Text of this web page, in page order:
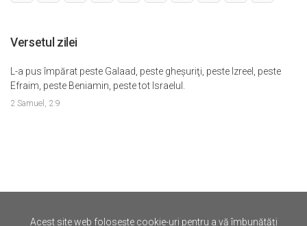
Versetul zilei
L-a pus împărat peste Galaad, peste gheşuriţi, peste Izreel, peste
Efraim, peste Beniamin, peste tot Israelul.
2 Samuel, 2:9
Acest site web folosește cookie-uri pentru a vă îmbunătăți